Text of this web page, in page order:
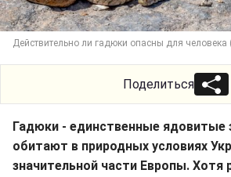
Действительно ли гадюки опасны для человека
Поделиться
Гадюки - единственные ядовитые
обитают в природных условиях
значительной части Европы. Хотя